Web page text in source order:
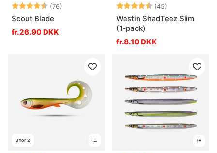
Vurdering: (76)
4.1 ud af 5 stjerner
Scout Blade
fr.26.90 DKK
Vurdering: (45)
Westin ShadTeez Slim
(1-pack)
fr.8.10 DKK
3 for 2